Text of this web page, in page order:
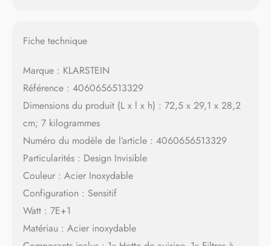
Fiche technique
Marque : KLARSTEIN
Référence : 4060656513329
Dimensions du produit (L x l x h) : 72,5 x 29,1 x 28,2
cm; 7 kilogrammes
Numéro du modèle de l’article : 4060656513329
Particularités : Design Invisible
Couleur : Acier Inoxydable
Configuration : Sensitif
Watt : 7E+1
Matériau : Acier inoxydable